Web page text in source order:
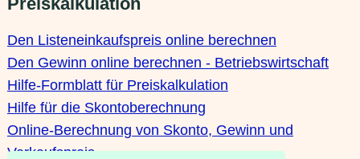
Den Listeneinkaufspreis online berechnen
Den Gewinn online berechnen - Betriebswirtschaft
Hilfe-Formblatt für Preiskalkulation
Hilfe für die Skontoberechnung
Online-Berechnung von Skonto, Gewinn und
Verkaufspreis